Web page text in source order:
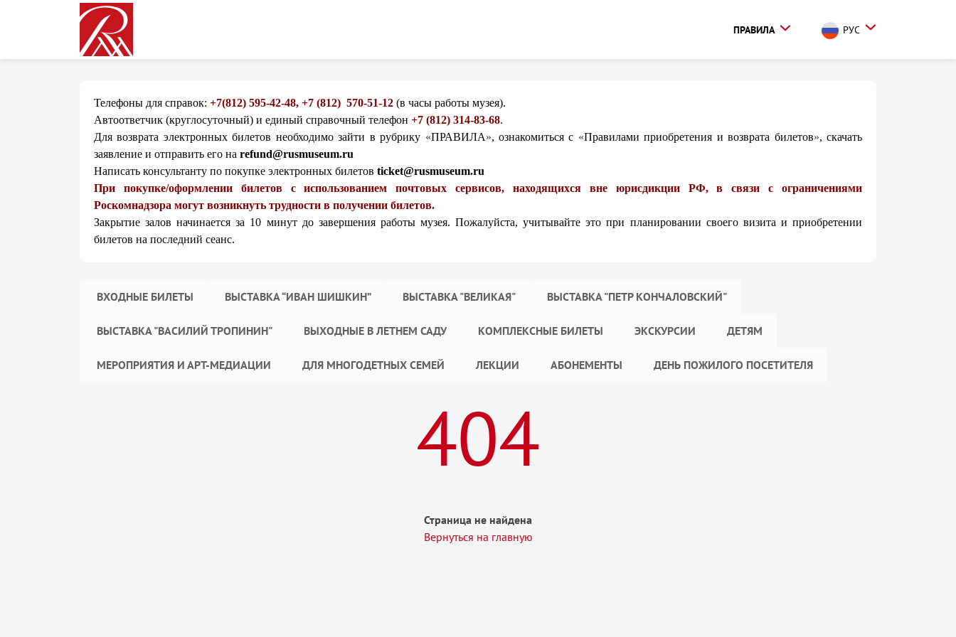
ПРАВИЛА РУС
Телефоны для справок: +7(812) 595-42-48, +7 (812) 570-51-12 (в часы работы музея).
Автоответчик (круглосуточный) и единый справочный телефон +7 (812) 314-83-68.
Для возврата электронных билетов необходимо зайти в рубрику «ПРАВИЛА», ознакомитьсяс «Правилами приобретения и возврата билетов», скачать
заявление и отправить его на refund@rusmuseum.ru
Написать консультанту по покупке электронных билетов ticket@rusmuseum.ru
При покупке/оформлении билетов с использованием почтовых сервисов, находящихся вне юрисдикции РФ, в связи с ограничениями
Роскомнадзора могут возникнуть трудности в получении билетов.
Закрытие залов начинается за 10 минут до завершения работы музея. Пожалуйста, учитывайте это при планировании своего визита и приобретении
билетов на последний сеанс.
ВХОДНЫЕ БИЛЕТЫ ВЫСТАВКА “ИВАН ШИШКИН” ВЫСТАВКА "ВЕЛИКАЯ" ВЫСТАВКА "ПЕТР КОНЧАЛОВСКИЙ"
ВЫСТАВКА "ВАСИЛИЙ ТРОПИНИН" ВЫХОДНЫЕ В ЛЕТНЕМ САДУ КОМПЛЕКСНЫЕ БИЛЕТЫ ЭКСКУРСИИ ДЕТЯМ
МЕРОПРИЯТИЯ И АРТ-МЕДИАЦИИ ДЛЯ МНОГОДЕТНЫХ СЕМЕЙ ЛЕКЦИИ АБОНЕМЕНТЫ ДЕНЬ ПОЖИЛОГО ПОСЕТИТЕЛЯ
404
Страница не найдена
Вернуться на главную